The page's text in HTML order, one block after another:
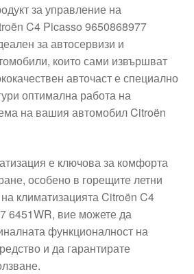
за управление на
C4 Picasso 9650868977
за автосервизи и
които сами извършват
авточаст е специално
оптимална работа на
на вашия автомобил Citroën
е ключова за комфорта
особено в горещите летни
климатизацията Citroën C4
6451WR, вие можете да
функционалност на
и да гарантирате